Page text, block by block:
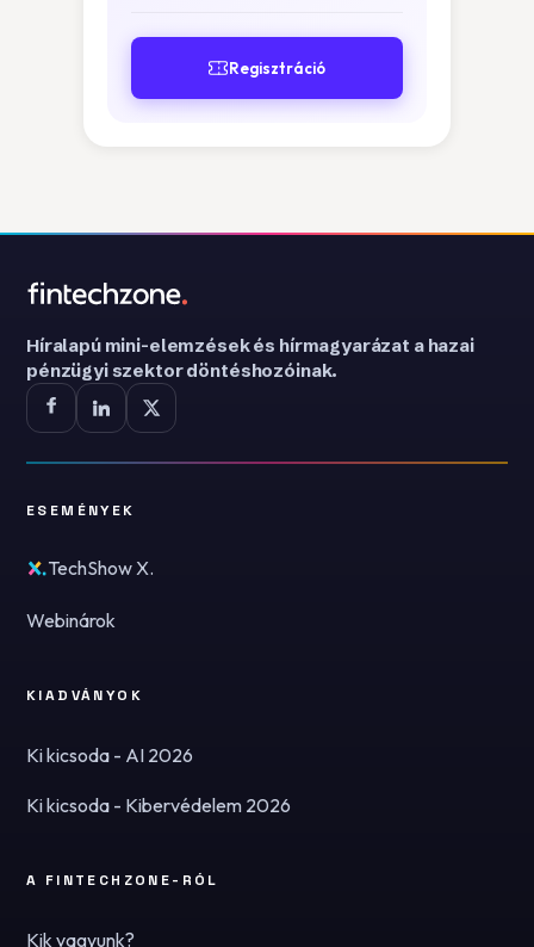
Regisztráció
Híralapú mini-elemzések és hírmagyarázat a hazai
pénzügyi szektor döntéshozóinak.
ESEMÉNYEK
TechShow X.
Webinárok
KIADVÁNYOK
Ki kicsoda - AI 2026
Ki kicsoda - Kibervédelem 2026
A FINTECHZONE-RÓL
Kik vagyunk?